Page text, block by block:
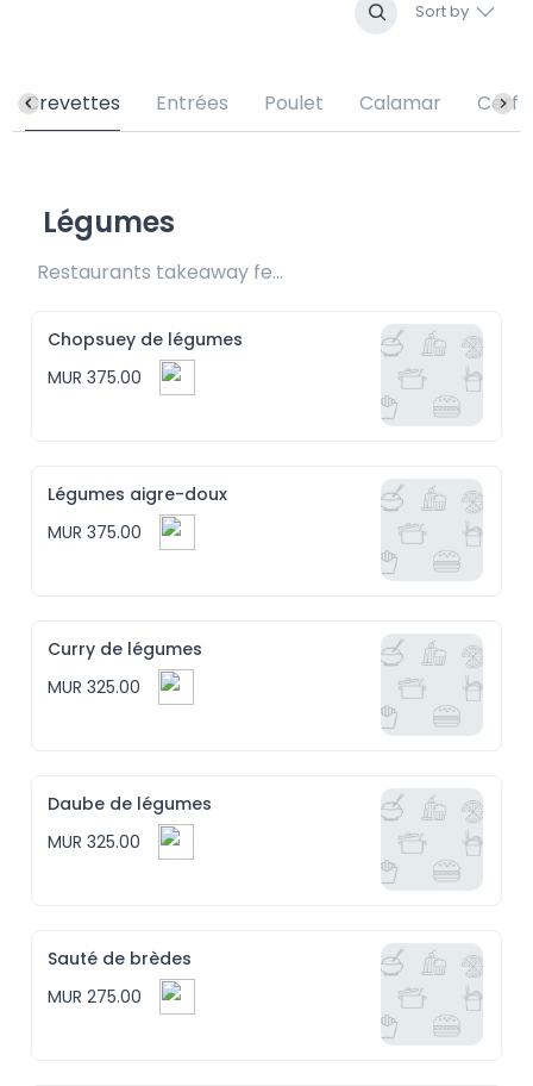
Sort by
Crevettes Entrées Poulet Calamar Cerf
Légumes
Restaurants takeaway fee Rs25 included
Chopsuey de légumes
MUR 375.00
Légumes aigre-doux
MUR 375.00
Curry de légumes
MUR 325.00
Daube de légumes
MUR 325.00
Sauté de brèdes
MUR 275.00